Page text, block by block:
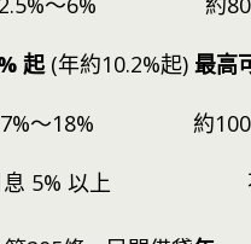
起(年約10.2%起) 最高
7%～18% 約
5% 以上